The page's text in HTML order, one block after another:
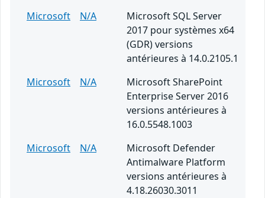
Microsoft
N/A
Microsoft SQL Server
2017 pour systèmes x64
(GDR) versions
antérieures à 14.0.2105.1
Microsoft
N/A
Microsoft SharePoint
Enterprise Server 2016
versions antérieures à
16.0.5548.1003
Microsoft
N/A
Microsoft Defender
Antimalware Platform
versions antérieures à
4.18.26030.3011